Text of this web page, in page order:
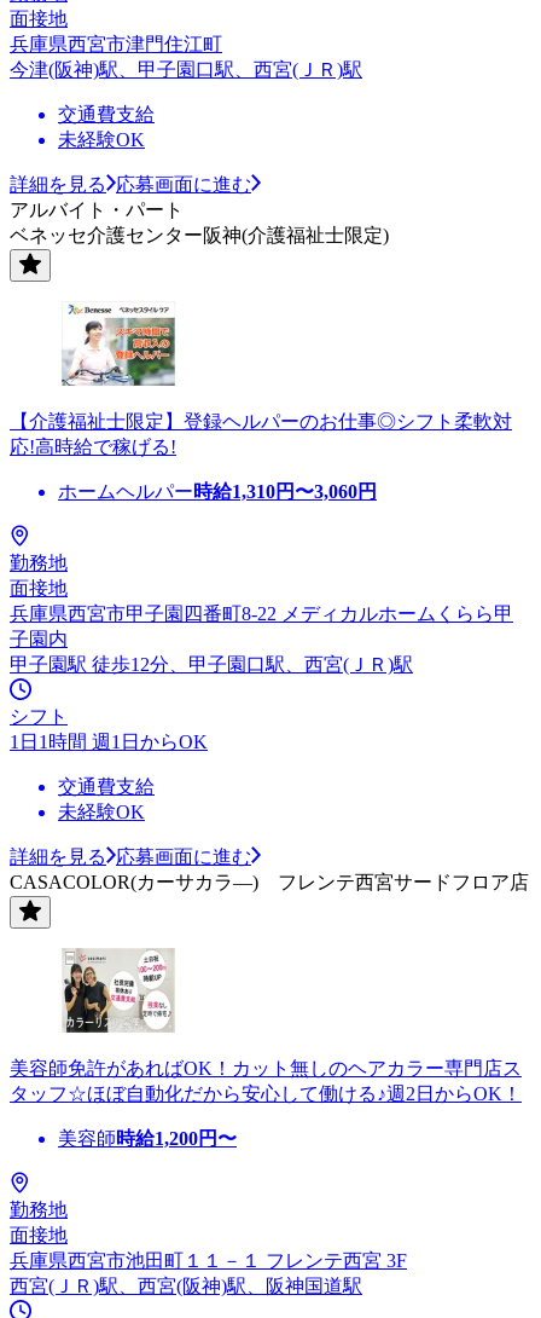
面接地
兵庫県西宮市津門住江町
今津(阪神)駅、甲子園口駅、西宮(ＪＲ)駅
交通費支給
未経験OK
詳細を見る
応募画面に進む
アルバイト・パート
ベネッセ介護センター阪神(介護福祉士限定)
【介護福祉士限定】登録ヘルパーのお仕事◎シフト柔軟対
応!高時給で稼げる!
ホームヘルパー時給1,310円〜3,060円
勤務地
面接地
兵庫県西宮市甲子園四番町8-22 メディカルホームくらら甲
子園内
甲子園駅 徒歩12分、甲子園口駅、西宮(ＪＲ)駅
シフト
1日1時間 週1日からOK
交通費支給
未経験OK
詳細を見る
応募画面に進む
CASACOLOR(カーサカラ―) フレンテ西宮サードフロア店
美容師免許があればOK！カット無しのヘアカラー専門店ス
タッフ☆ほぼ自動化だから安心して働ける♪週2日からOK！
美容師時給1,200円〜
勤務地
面接地
兵庫県西宮市池田町１１－１ フレンテ西宮 3F
西宮(ＪＲ)駅、西宮(阪神)駅、阪神国道駅